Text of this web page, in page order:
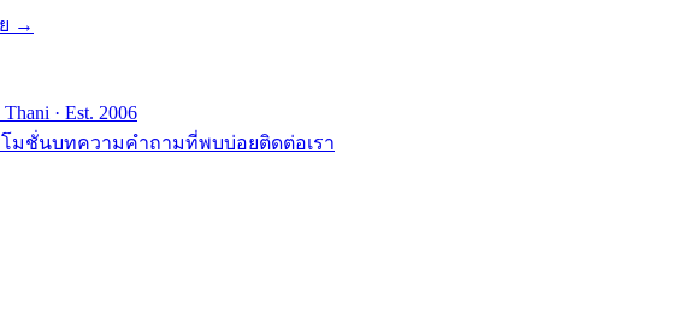
→
· Est. 2006
มชั่นบทความคำถามที่พบบ่อยติดต่อเรา